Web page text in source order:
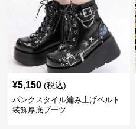
¥5,150 (税込)
パンクスタイル編み上げベルト
装飾厚底ブーツ